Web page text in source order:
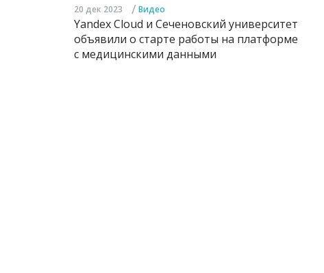
20 дек 2023 / Видео
Yandex Cloud и Сеченовский университет
объявили о старте работы на платформе
с медицинскими данными